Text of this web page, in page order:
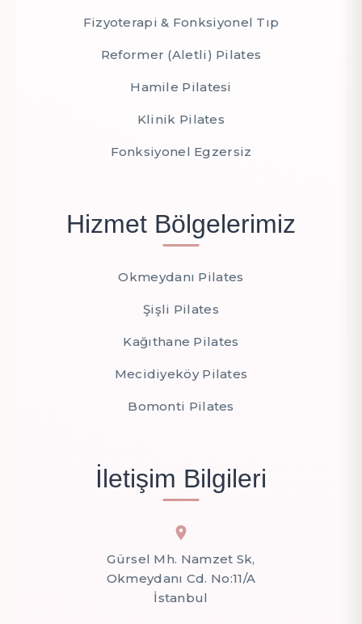
Fizyoterapi & Fonksiyonel Tıp
Reformer (Aletli) Pilates
Hamile Pilatesi
Klinik Pilates
Fonksiyonel Egzersiz
Hizmet Bölgelerimiz
Okmeydanı Pilates
Şişli Pilates
Kağıthane Pilates
Mecidiyeköy Pilates
Bomonti Pilates
İletişim Bilgileri
Gürsel Mh. Namzet Sk,
Okmeydanı Cd. No:11/A
İstanbul